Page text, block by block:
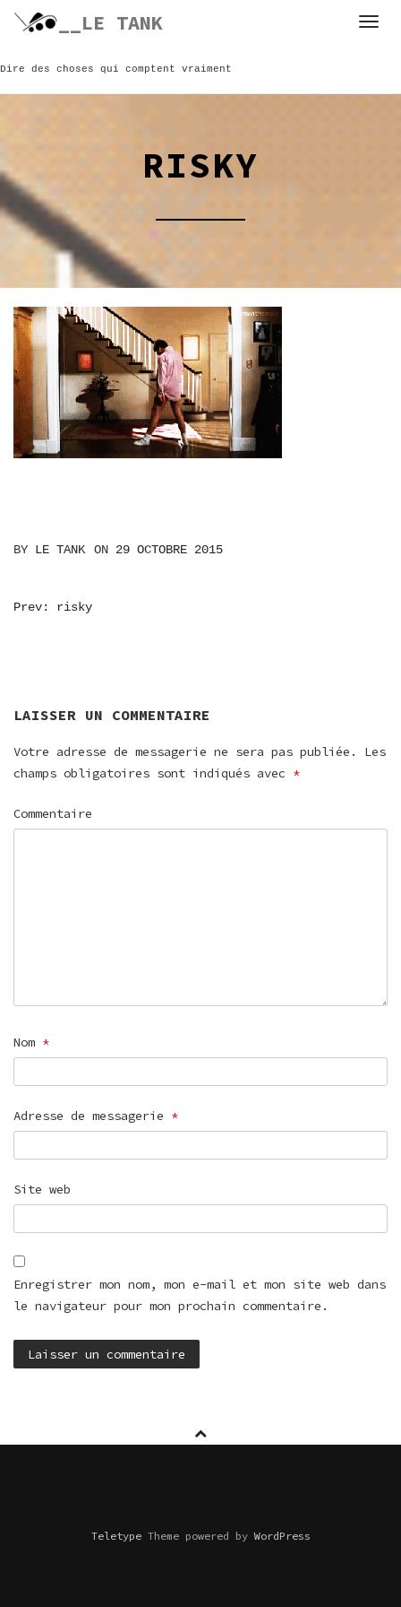
Skip
__LE TANK
Dire des choses qui comptent vraiment
RISKY
BY LE TANK ON 29 OCTOBRE 2015
NAVIGATION
Prev: risky
LAISSER UN COMMENTAIRE
Votre adresse de messagerie ne sera pas publiée.
Les
champs obligatoires sont indiqués avec *
Commentaire
Nom *
Adresse de messagerie *
Site web
Enregistrer mon nom, mon e-mail et mon site web dans
le navigateur pour mon prochain commentaire.
TeletypeTheme powered byWordPress